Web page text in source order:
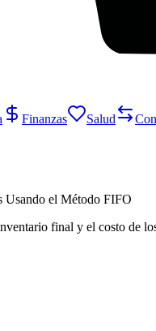
Finanzas Salud
Usando el Método FIFO
final y el costo de